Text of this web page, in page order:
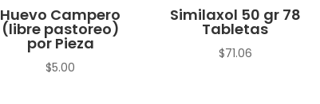
Huevo Campero
(libre pastoreo)
por Pieza
$5.00
Similaxol 50 gr 78
Tabletas
$71.06